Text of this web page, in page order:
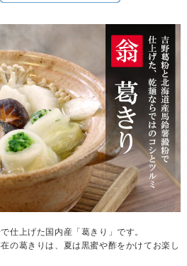
仕上げた国内産「葛きり」です。
の葛きりは、夏は黒蜜や酢をかけてお楽し